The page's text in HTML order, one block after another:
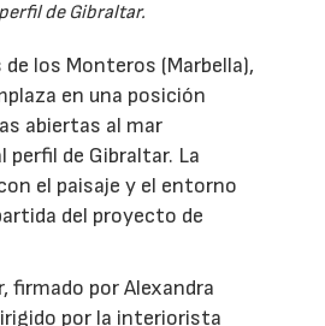
de Gibraltar.
los Monteros (Marbella),
en una posición
abiertas al mar
perfil de Gibraltar. La
el paisaje y el entorno
del proyecto de
firmado por Alexandra
por la interiorista